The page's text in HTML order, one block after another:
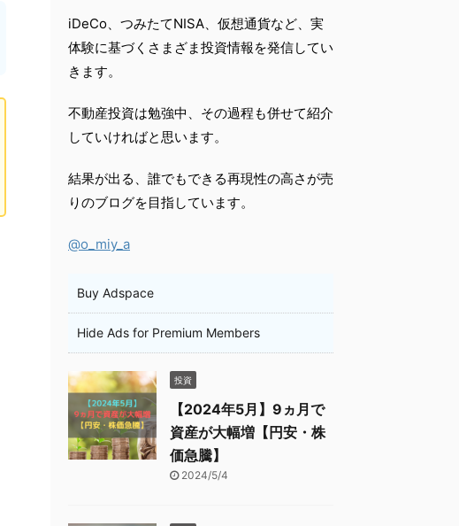
iDeCo、つみたてNISA、仮想通貨など、実
体験に基づくさまざま投資情報を発信してい
きます。
不動産投資は勉強中、その過程も併せて紹介
していければと思います。
結果が出る、誰でもできる再現性の高さが売
りのブログを目指しています。
@o_miy_a
Buy Adspace
Hide Ads for Premium Members
投資
【2024年5月】9ヵ月で
資産が大幅増【円安・株
価急騰】
2024/5/4